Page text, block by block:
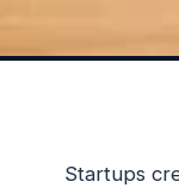
Startups